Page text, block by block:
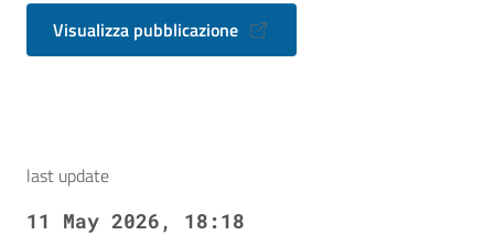
Visualizza pubblicazione
last update
11 May 2026, 18:18